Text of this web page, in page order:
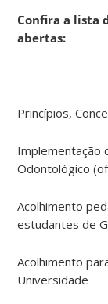
Confira a lista
abertas:
Princípios,
Implementação
Odontológico
Acolhimento
estudantes de
Acolhimento
Universidade